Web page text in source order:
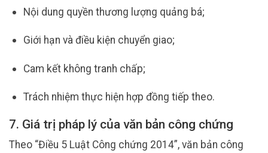
Nội dung quyền thương lượng quảng bá;
Giới hạn và điều kiện chuyển giao;
Cam kết không tranh chấp;
Trách nhiệm thực hiện hợp đồng tiếp theo.
7. Giá trị pháp lý của văn bản công chứng
Theo “Điều 5 Luật Công chứng 2014”, văn bản công